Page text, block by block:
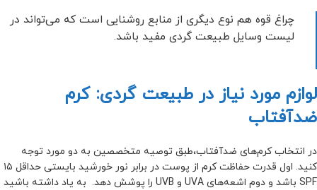
چراغ قوه هم نوع دیگری از منابع روشنایی است که می‌تواند در
لیست وسایل طبیعت گردی مفید باشد.
لوازم مورد نیاز در طبیعت گردی: کرم
ضدآفتاب
در انتخاب کرم‌های ضدآفتاب،طبق توصیه متخصصین به دو مورد توجه
کنید. اول قدرت حفاظت کرم از پوست در برابر نور خورشید بایستی حداقل ۱۵
SPF باشد و دوم اشعه‌های UVA‌ و UVB را پوشش دهد. به یاد داشته باشید